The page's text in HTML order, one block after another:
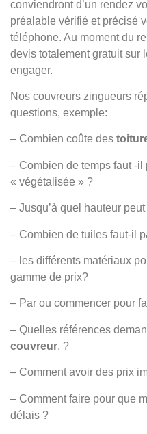
conviendront d’un rendez
préalable vérifié et précisé
téléphone. Au moment du
devis totalement gratuit sur
engager.
Nos couvreurs zingueurs
questions, exemple:
– Combien coûte des
– Combien de temps faut -
« végétalisée » ?
– Jusqu’à quel hauteur
– Combien de tuiles faut-il
– les différents matériaux
gamme de prix?
– Par ou commencer pour
– Quelles références
couvreur. ?
– Comment avoir des prix
– Comment faire pour que
délais ?